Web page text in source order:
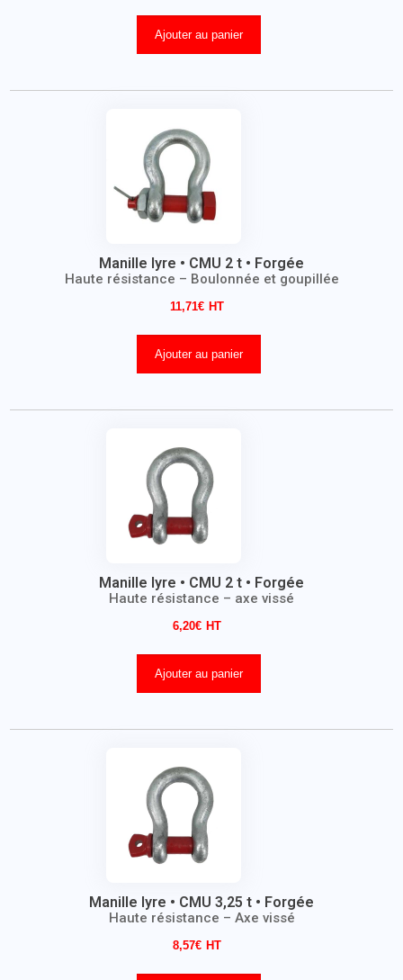
Ajouter au panier
Manille lyre • CMU 2 t • Forgée
Haute résistance – Boulonnée et goupillée
11,71€
Ajouter au panier
Manille lyre • CMU 2 t • Forgée
Haute résistance – axe vissé
6,20€
Ajouter au panier
Manille lyre • CMU 3,25 t • Forgée
Haute résistance – Axe vissé
8,57€